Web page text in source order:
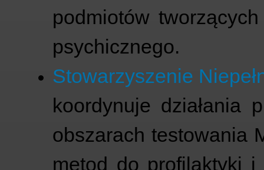
podmiotów
psychicznego.
Stowarzyszenie
koordynuje działania
obszarach testowania
metod do profilaktyki